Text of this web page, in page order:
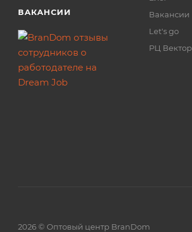
ВАКАНСИИ
Вакансии
Let's go
РЦ Вектор
2026 © Оптовый центр BranDom